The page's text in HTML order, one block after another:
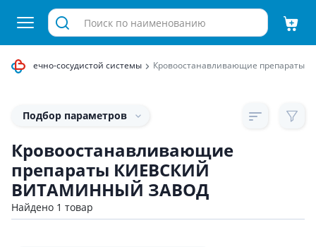
сердечно-сосудистой системы Кровоостанавливающие препараты
Подбор параметров
Кровоостанавливающие
препараты КИЕВСКИЙ
ВИТАМИННЫЙ ЗАВОД
Найдено 1 товар